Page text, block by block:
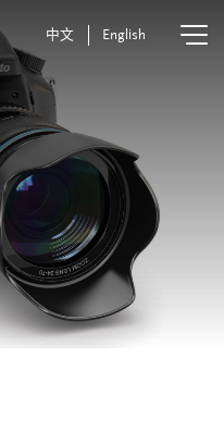
中文 English